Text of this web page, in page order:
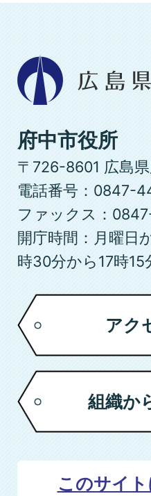
広
島
県
府
中
市
府中市役所
〒726-8601 広島
電話番号：0847-
ファックス：
開庁時間：月曜日
時30分から17時15
アク
組織か
このサイ